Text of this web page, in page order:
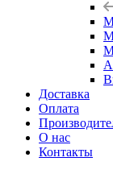
Доставка
Оплата
О нас
Контакты